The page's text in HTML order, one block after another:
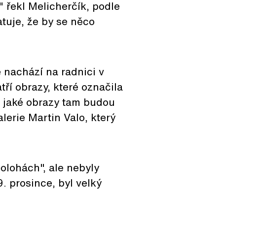
řekl Melicherčík, podle
že by se něco
na radnici v
obrazy, které označila
obrazy tam budou
Martin Valo, který
ale nebyly
prosince, byl velký